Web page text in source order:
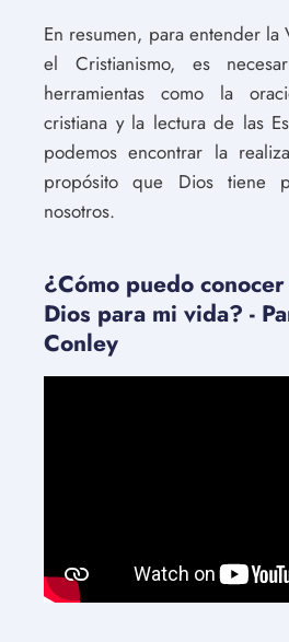
En resumen, para entender la
el Cristianismo, es
herramientas como la
cristiana y la lectura de las
podemos encontrar la
propósito que Dios tiene
nosotros.
¿Cómo puedo
Dios para mi vida? -
Conley